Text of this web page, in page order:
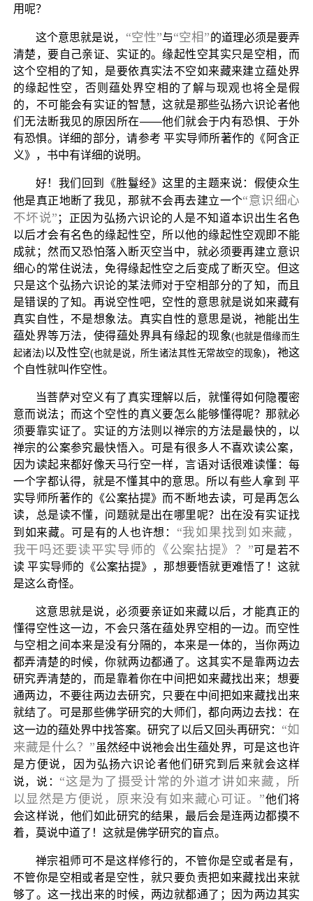
用呢？
这个意思就是说， “空性”与“空相”的道理必须是要弄
清楚，要自己亲证、实证的。缘起性空其实只是空相，而
这个空相的了知，是要依真实法不空如来藏来建立蕴处界
的缘起性空，否则蕴处界空相的了解与现观也将全是假
的，不可能会有实证的智慧，这就是那些弘扬六识论者他
们无法断我见的原因所在——他们就会于内有恐惧、于外
有恐惧。详细的部分，请参考 平实导师所著作的《阿含正
义》，书中有详细的说明。
好！我们回到《胜鬘经》这里的主题来说：假使众生
他是真正地断了我见，那就不会再去建立一个“意识细心
不坏说” ；正因为弘扬六识论的人是不知道本识出生名色
以后才会有名色的缘起性空，所以他的缘起性空观即不能
成就；然而又恐怕落入断灭空当中，就必须要再建立意识
细心的常住说法，免得缘起性空之后变成了断灭空。但这
只是这个弘扬六识论的某法师对于空相部分的了知，而且
是错误的了知。再说空性吧，空性的意思就是说如来藏有
真实自性，不是想象法。真实自性的意思是说，祂能出生
蕴处界等万法，使得蕴处界具有缘起的现象(也就是借缘而生
起诸法)以及性空(也就是说，所生诸法其性无常故空的现象)，祂这
个自性就叫作空性。
当菩萨对空义有了真实理解以后，就懂得如何隐覆密
意而说法；而这个空性的真义要怎么能够懂得呢？那就必
须要靠实证了。实证的方法则以禅宗的方法是最快的，以
禅宗的公案参究最快悟入。可是有很多人不喜欢读公案，
因为读起来都好像天马行空一样，言语对话很难读懂：每
一个字都认得，就是不懂其中的意思。所以有些人拿到 平
实导师所著作的《公案拈提》而不断地去读，可是再怎么
读，总是读不懂，问题就是出在哪里呢？出在没有实证找
到如来藏。可是有的人也许想： “我如果找到如来藏，
我干吗还要读平实导师的《公案拈提》？”可是若不
读 平实导师的《公案拈提》，那想要悟就更难悟了！这就
是这么奇怪。
这意思就是说，必须要亲证如来藏以后，才能真正的
懂得空性这一边，不会只落在蕴处界空相的一边。而空性
与空相之间本来是没有分隔的，本来是一体的，当你两边
都弄清楚的时候，你就两边都通了。这其实不是靠两边去
研究弄清楚的，而是靠着你在中间把如来藏找出来；想要
通两边，不要往两边去研究，只要在中间把如来藏找出来
就结了。可是那些佛学研究的大师们，都向两边去找：在
这一边的蕴处界中找答案。研究了以后又回头再研究： “如
来藏是什么？” 虽然经中说祂会出生蕴处界，可是这也许
是方便说，因为弘扬六识论者他们研究到后来就会这样
说，说： “这是为了摄受计常的外道才讲如来藏，所
以显然是方便说，原来没有如来藏心可证。”他们将
会这样说，他们如此研究的结果，最后会是连两边都摸不
着，莫说中道了！这就是佛学研究的盲点。
禅宗祖师可不是这样修行的，不管你是空或者是有，
不管你是空相或者是空性，就只要负责把如来藏找出来就
够了。这一找出来的时候，两边就都通了；因为两边其实